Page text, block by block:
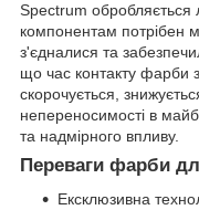
Spectrum обробляється
компонентам потрібен
з'єдналися та
що час контакту фарби
скорочується,
непереносимості в
та надмірного впливу.
Переваги фарби
Ексклюзивна